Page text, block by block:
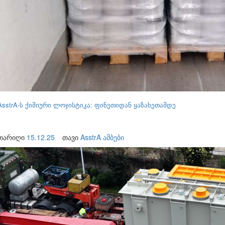
ს ქიმიური ლოჯისტიკა: ფინეთიდან ყაზახეთამდე
15.12.25 თავი AsstrA ამბები